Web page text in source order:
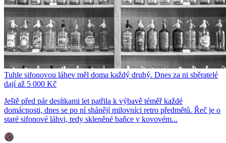
Tuhle sifonovou láhev měl doma každý druhý. Dnes za ni sběratelé
dají až 5 000 Kč
Ještě před pár desítkami let patřila k výbavě téměř každé
domácnosti, dnes se po ní shánějí milovníci retro předmětů. Řeč je o
staré sifonové láhvi, tedy skleněné baňce v kovovém...